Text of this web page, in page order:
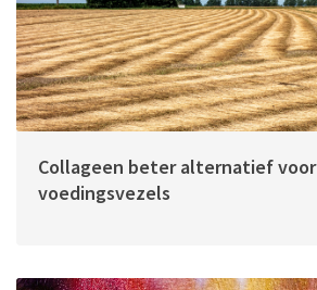
Collageen beter alternatief voor
voedingsvezels